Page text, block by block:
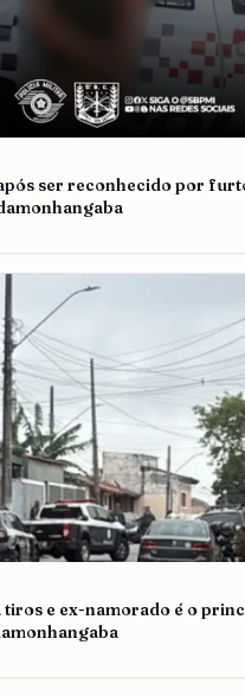
ser reconhecido por
tiros e ex-namorado é o